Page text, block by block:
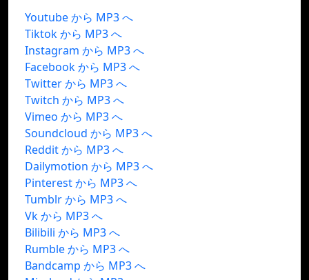
Youtube から MP3 へ
Tiktok から MP3 へ
Instagram から MP3 へ
Facebook から MP3 へ
Twitter から MP3 へ
Twitch から MP3 へ
Vimeo から MP3 へ
Soundcloud から MP3 へ
Reddit から MP3 へ
Dailymotion から MP3 へ
Pinterest から MP3 へ
Tumblr から MP3 へ
Vk から MP3 へ
Bilibili から MP3 へ
Rumble から MP3 へ
Bandcamp から MP3 へ